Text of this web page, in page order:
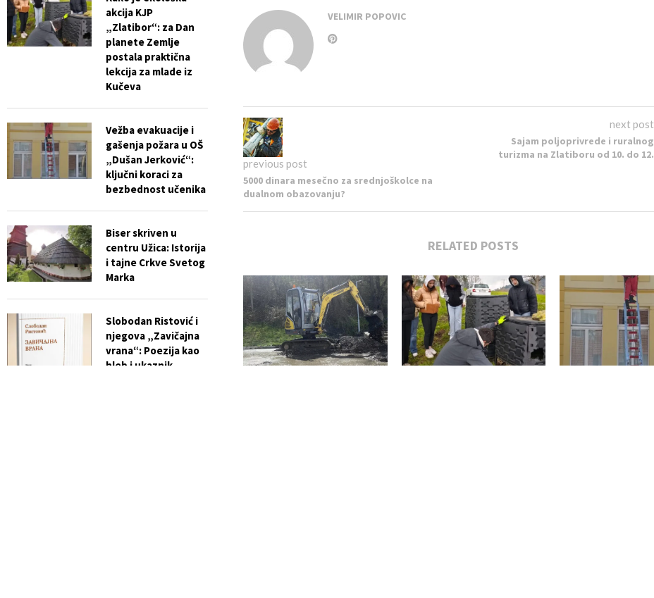
VELIMIR POPOVIC
previous post
5000 dinara mesečno za srednjoškolce na
dualnom obazovanju?
next post
Sajam poljoprivrede i ruralnog
turizma na Zlatiboru od 10. do 12.
RELATED POSTS
akcija KJP
„Zlatibor“: za Dan
planete Zemlje
postala praktična
lekcija za mlade iz
Kučeva
Vežba evakuacije i
gašenja požara u OŠ
„Dušan Jerković“:
ključni koraci za
bezbednost učenika
Biser skriven u
centru Užica: Istorija
i tajne Crkve Svetog
Marka
Slobodan Ristović i
njegova „Zavičajna
vrana“: Poezija kao
hleb i ukaznik